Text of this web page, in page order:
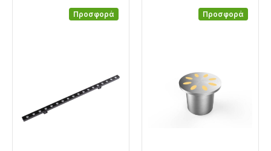
Προσφορά Προσφορά